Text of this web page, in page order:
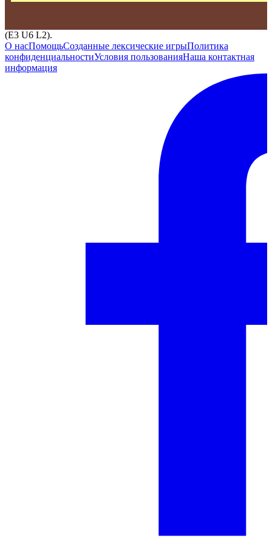
(E3 U6 L2).
О насПомощьСозданные лексические игрыПолитика
конфиденциальностиУсловия пользованияНаша контактная
информация